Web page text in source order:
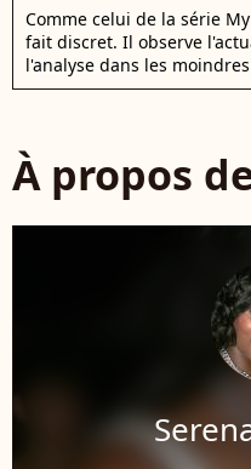
Comme celui de la série
fait discret. Il observe
l'analyse dans les
À propos